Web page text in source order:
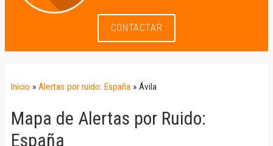
CONTACTAR
Inicio » Alertas por ruido: España » Ávila
Mapa de Alertas por Ruido:
España